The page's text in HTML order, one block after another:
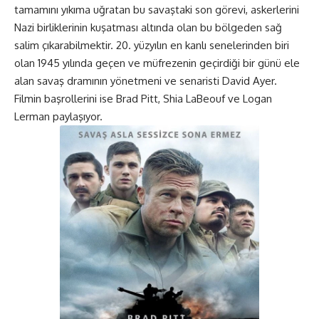
tamamını yıkıma uğratan bu savaştaki son görevi, askerlerini
Nazi birliklerinin kuşatması altında olan bu bölgeden sağ
salim çıkarabilmektir. 20. yüzyılın en kanlı senelerinden biri
olan 1945 yılında geçen ve müfrezenin geçirdiği bir günü ele
alan savaş dramının yönetmeni ve senaristi David Ayer.
Filmin başrollerini ise Brad Pitt, Shia LaBeouf ve Logan
Lerman paylaşıyor.